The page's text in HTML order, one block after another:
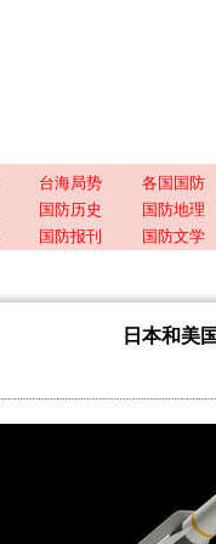
台海局势 各国国防
国防历史 国防地理
国防报刊 国防文学
日本和美